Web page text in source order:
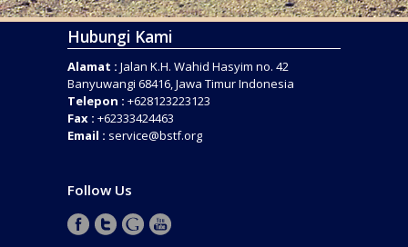
Hubungi Kami
Alamat : Jalan K.H. Wahid Hasyim no. 42
Banyuwangi 68416, Jawa Timur Indonesia
Telepon : +628123223123
Fax : +62333424463
Email : service@bstf.org
Follow Us